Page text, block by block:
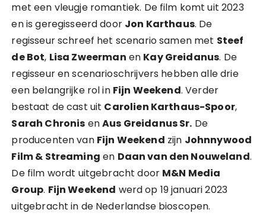
met een vleugje romantiek. De film komt uit 2023
en is geregisseerd door Jon Karthaus. De
regisseur schreef het scenario samen met Steef
de Bot, Lisa Zweerman en Kay Greidanus. De
regisseur en scenarioschrijvers hebben alle drie
een belangrijke rol in Fijn Weekend. Verder
bestaat de cast uit Carolien Karthaus-Spoor,
Sarah Chronis enAus Greidanus Sr. De
producenten van Fijn Weekend zijn Johnnywood
Film & Streaming en Daan van den Nouweland.
De film wordt uitgebracht door M&N Media
Group. Fijn Weekend werd op 19 januari 2023
uitgebracht in de Nederlandse bioscopen.